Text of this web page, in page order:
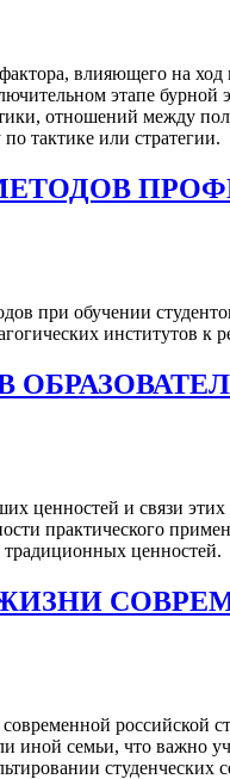
влияющего на
этапе
отношений между
тактике или стратегии.
при обучении
институтов
ценностей и связи
практического
традиционных ценностей.
российской
иной семьи, что важно
студенческих